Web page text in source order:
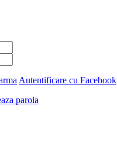
Autentificare cu Facebook
parola